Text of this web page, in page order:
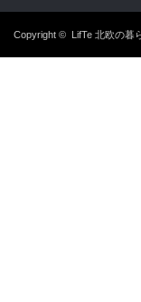
Copyright © LifTe 北欧の暮